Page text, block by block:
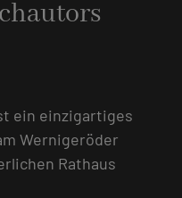
ein einzigartiges
Wernigeröder
Rathaus